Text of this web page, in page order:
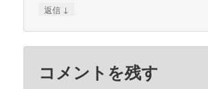
返信 ↓
コメントを残す